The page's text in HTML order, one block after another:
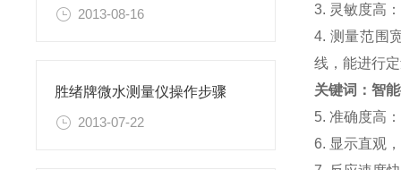
2013-08-16
胜绪牌微水测量仪操作步骤
2013-07-22
3. 灵敏度高
4. 测量范围
线，能进行
关键词：智
5. 准确度高
6. 显示直观